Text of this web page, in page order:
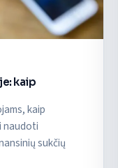
kaip
kaip
naudoti
sukčių